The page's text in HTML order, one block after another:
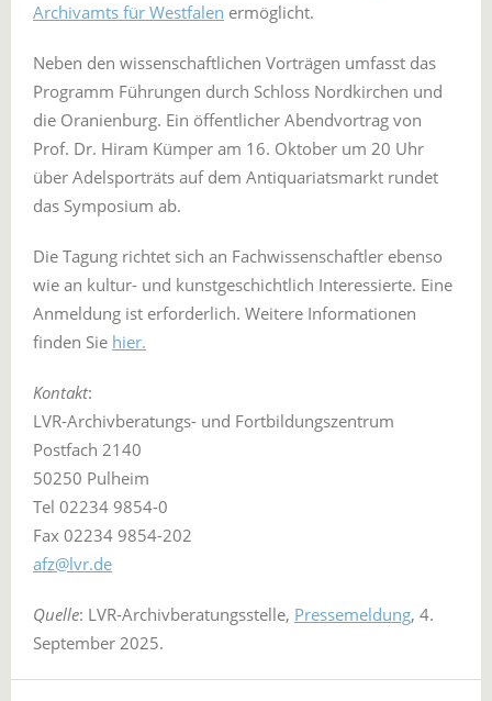
Archivamts für Westfalen ermöglicht.
Neben den wissenschaftlichen Vorträgen umfasst das
Programm Führungen durch Schloss Nordkirchen und
die Oranienburg. Ein öffentlicher Abendvortrag von
Prof. Dr. Hiram Kümper am 16. Oktober um 20 Uhr
über Adelsporträts auf dem Antiquariatsmarkt rundet
das Symposium ab.
Die Tagung richtet sich an Fachwissenschaftler ebenso
wie an kultur- und kunstgeschichtlich Interessierte. Eine
Anmeldung ist erforderlich. Weitere Informationen
finden Sie hier.
Kontakt:
LVR-Archivberatungs- und Fortbildungszentrum
Postfach 2140
50250 Pulheim
Tel 02234 9854-0
Fax 02234 9854-202
afz@lvr.de
Quelle: LVR-Archivberatungsstelle, Pressemeldung, 4.
September 2025.